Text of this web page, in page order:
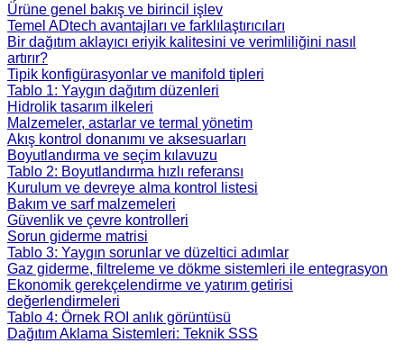
Ürüne genel bakış ve birincil işlev
Temel ADtech avantajları ve farklılaştırıcıları
Bir dağıtım aklayıcı eriyik kalitesini ve verimliliğini nasıl
artırır?
Tipik konfigürasyonlar ve manifold tipleri
Tablo 1: Yaygın dağıtım düzenleri
Hidrolik tasarım ilkeleri
Malzemeler, astarlar ve termal yönetim
Akış kontrol donanımı ve aksesuarları
Boyutlandırma ve seçim kılavuzu
Tablo 2: Boyutlandırma hızlı referansı
Kurulum ve devreye alma kontrol listesi
Bakım ve sarf malzemeleri
Güvenlik ve çevre kontrolleri
Sorun giderme matrisi
Tablo 3: Yaygın sorunlar ve düzeltici adımlar
Gaz giderme, filtreleme ve dökme sistemleri ile entegrasyon
Ekonomik gerekçelendirme ve yatırım getirisi
değerlendirmeleri
Tablo 4: Örnek ROI anlık görüntüsü
Dağıtım Aklama Sistemleri: Teknik SSS